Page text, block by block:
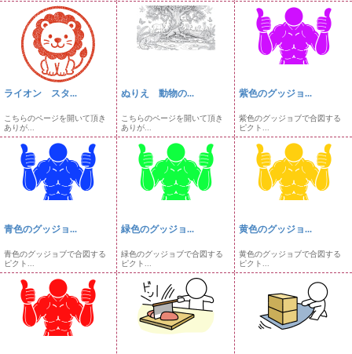
ライオン スタ...
こちらのページを開いて頂き
ありが...
ぬりえ 動物の...
こちらのページを開いて頂き
ありが...
紫色のグッジョ...
紫色のグッジョブで合図する
ピクト...
青色のグッジョ...
青色のグッジョブで合図する
ピクト...
緑色のグッジョ...
緑色のグッジョブで合図する
ピクト...
黄色のグッジョ...
黄色のグッジョブで合図する
ピクト...